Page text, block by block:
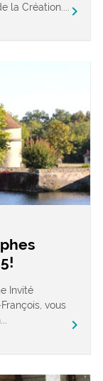
la Création....chevron_right
Invité
vous
chevron_right